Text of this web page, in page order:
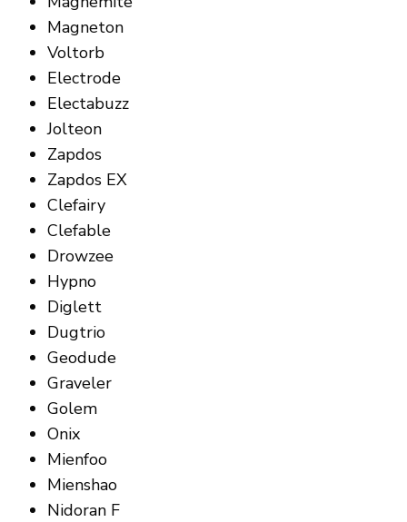
Magneton
Voltorb
Electrode
Electabuzz
Jolteon
Zapdos
Zapdos EX
Clefairy
Clefable
Drowzee
Hypno
Diglett
Dugtrio
Geodude
Graveler
Golem
Onix
Mienfoo
Mienshao
Nidoran F